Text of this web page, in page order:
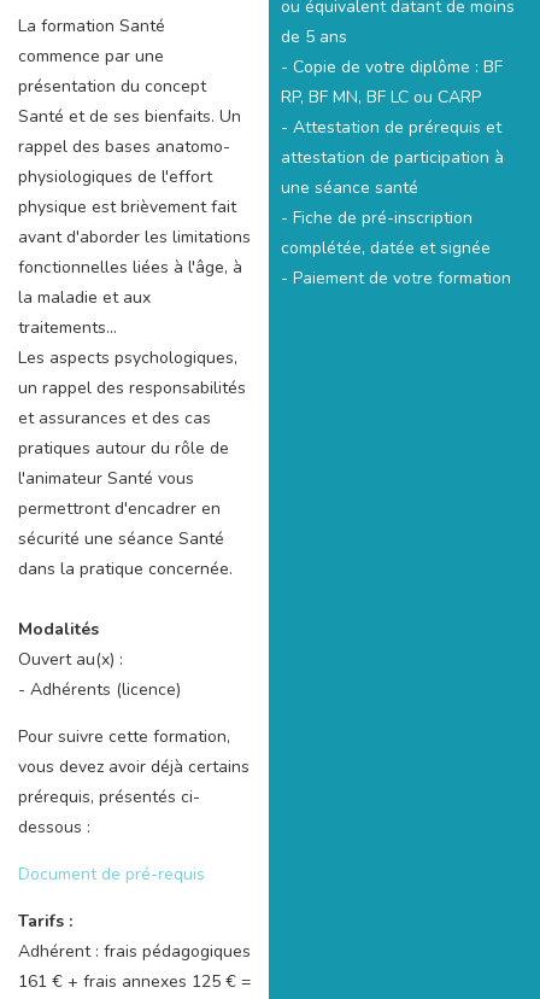
La formation Santé
commence par une
présentation du concept
Santé et de ses bienfaits. Un
rappel des bases anatomo-
physiologiques de l'effort
physique est brièvement fait
avant d'aborder les limitations
fonctionnelles liées à l'âge, à
la maladie et aux
traitements...
Les aspects psychologiques,
un rappel des responsabilités
et assurances et des cas
pratiques autour du rôle de
l'animateur Santé vous
permettront d'encadrer en
sécurité une séance Santé
dans la pratique concernée.
Modalités
Ouvert au(x) :
- Adhérents (licence)
Pour suivre cette formation,
vous devez avoir déjà certains
prérequis, présentés ci-
dessous :
Document de pré-requis
Tarifs :
Adhérent : frais pédagogiques
161 € + frais annexes 125 € =
ou équivalent datant de moins
de 5 ans
- Copie de votre diplôme : BF
RP, BF MN, BF LC ou CARP
- Attestation de prérequis et
attestation de participation à
une séance santé
- Fiche de pré-inscription
complétée, datée et signée
- Paiement de votre formation